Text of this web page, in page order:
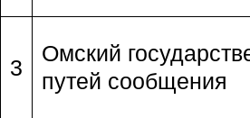
3
Омский
путей сообщения